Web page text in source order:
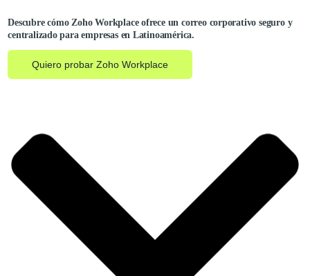
Descubre cómo Zoho Workplace ofrece un correo corporativo seguro y
centralizado para empresas en Latinoamérica.
Quiero probar Zoho Workplace